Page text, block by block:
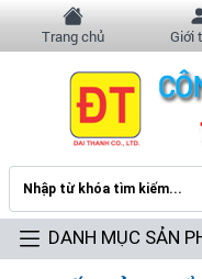
Trang chủ Giới
DANH MỤC SẢN